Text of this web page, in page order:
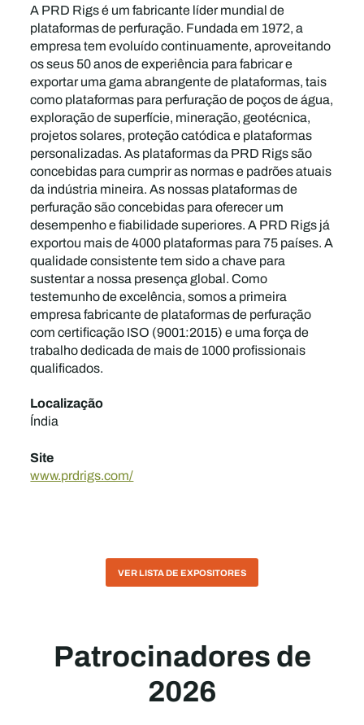
A PRD Rigs é um fabricante líder mundial de
plataformas de perfuração. Fundada em 1972, a
empresa tem evoluído continuamente, aproveitando
os seus 50 anos de experiência para fabricar e
exportar uma gama abrangente de plataformas, tais
como plataformas para perfuração de poços de água,
exploração de superfície, mineração, geotécnica,
projetos solares, proteção catódica e plataformas
personalizadas. As plataformas da PRD Rigs são
concebidas para cumprir as normas e padrões atuais
da indústria mineira. As nossas plataformas de
perfuração são concebidas para oferecer um
desempenho e fiabilidade superiores. A PRD Rigs já
exportou mais de 4000 plataformas para 75 países. A
qualidade consistente tem sido a chave para
sustentar a nossa presença global. Como
testemunho de excelência, somos a primeira
empresa fabricante de plataformas de perfuração
com certificação ISO (9001:2015) e uma força de
trabalho dedicada de mais de 1000 profissionais
qualificados.
Localização
Índia
Site
www.prdrigs.com/
VER LISTA DE EXPOSITORES
Patrocinadores de
2026